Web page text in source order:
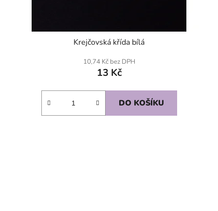
Krejčovská křída bílá
10,74 Kč bez DPH
13 Kč
DO KOŠÍKU